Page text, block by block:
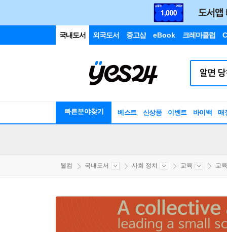
국내도서 외국도서 중고샵 eBook 크레마클럽
빠른분야찾기 베스트 신상품 이벤트 바이백 매
웰컴 국내도서 사회 정치 교육 교